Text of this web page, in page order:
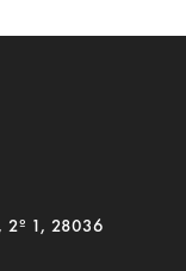
2º 1, 28036